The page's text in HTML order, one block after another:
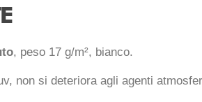
, peso 17 g/m², bianco.
non si deteriora agli agenti